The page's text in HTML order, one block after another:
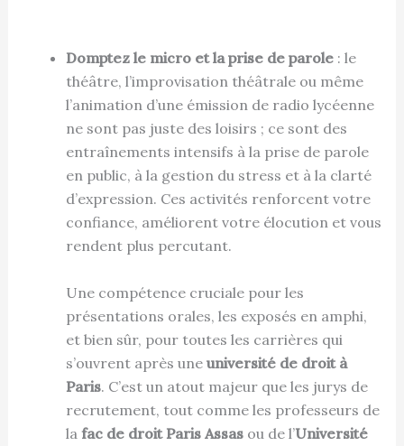
Domptez le micro et la prise de parole: le
théâtre, l’improvisation théâtrale ou même
l’animation d’une émission de radio lycéenne
ne sont pas juste des loisirs ; ce sont des
entraînements intensifs à la prise de parole
en public, à la gestion du stress et à la clarté
d’expression. Ces activités renforcent votre
confiance, améliorent votre élocution et vous
rendent plus percutant.
Une compétence cruciale pour les
présentations orales, les exposés en amphi,
et bien sûr, pour toutes les carrières qui
s’ouvrent après une université de droit à
Paris. C’est un atout majeur que les jurys de
recrutement, tout comme les professeurs de
la fac de droit Paris Assasou de l’Université